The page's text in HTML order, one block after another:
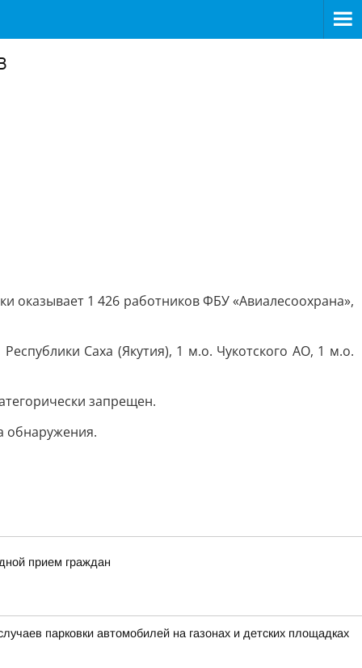
1 426 работников ФБУ «Авиалесоохрана»,
Саха (Якутия), 1 м.о. Чукотского АО, 1 м.о.
запрещен.
обнаружения.
прием граждан
парковки автомобилей на газонах и детских площадках